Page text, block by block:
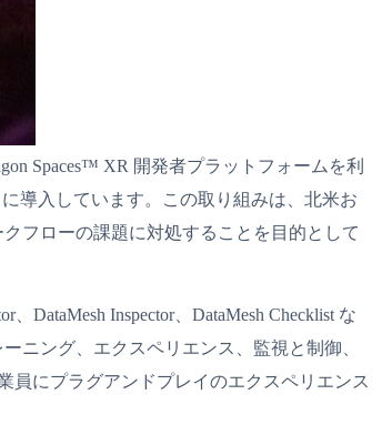
Spaces™ XR 開発者プラットフォームを利
導入しています。この取り組みは、北米お
フローの課題に対処することを目的として
DataMesh Inspector、DataMesh Checklist な
ニング、エクスペリエンス、監視と制御、
員にプラグアンドプレイのエクスペリエンス